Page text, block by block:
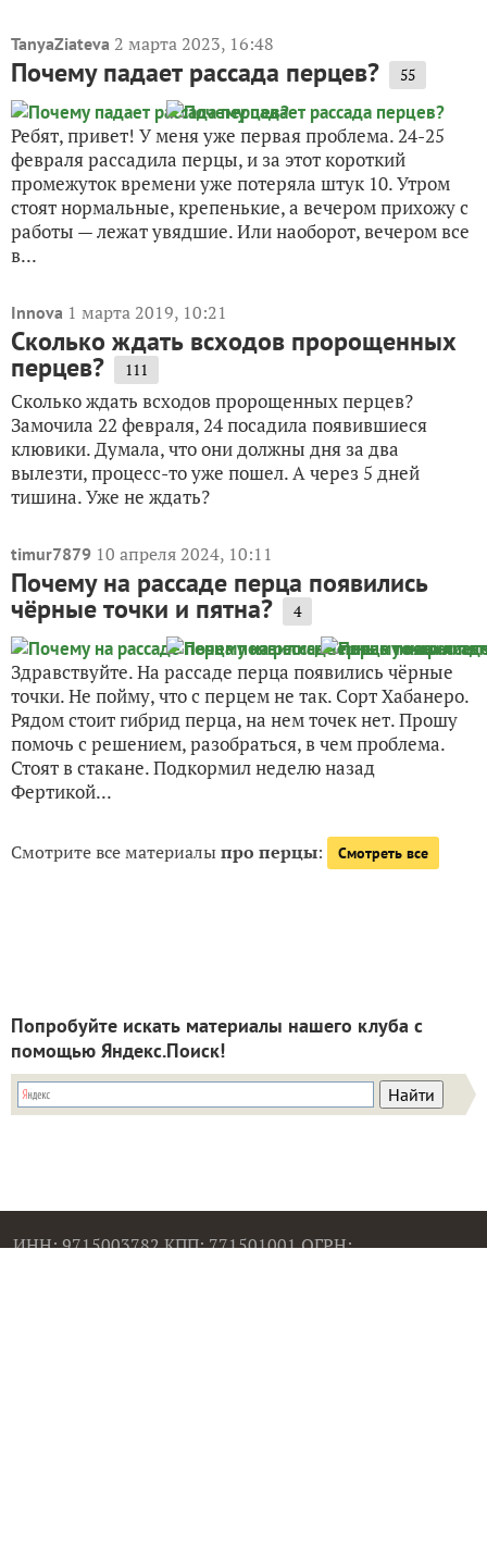
TanyaZiateva 2 марта 2023, 16:48
Почему падает рассада перцев? 55
Ребят, привет! У меня уже первая проблема. 24-25
февраля рассадила перцы, и за этот короткий
промежуток времени уже потеряла штук 10. Утром
стоят нормальные, крепенькие, а вечером прихожу с
работы — лежат увядшие. Или наоборот, вечером все
в...
Innova 1 марта 2019, 10:21
Сколько ждать всходов пророщенных
перцев? 111
Сколько ждать всходов пророщенных перцев?
Замочила 22 февраля, 24 посадила появившиеся
клювики. Думала, что они должны дня за два
вылезти, процесс-то уже пошел. А через 5 дней
тишина. Уже не ждать?
timur7879 10 апреля 2024, 10:11
Почему на рассаде перца появились
чёрные точки и пятна? 4
Здравствуйте. На рассаде перца появились чёрные
точки. Не пойму, что с перцем не так. Сорт Хабанеро.
Рядом стоит гибрид перца, на нем точек нет. Прошу
помочь с решением, разобраться, в чем проблема.
Стоят в стакане. Подкормил неделю назад
Фертикой...
Смотрите все материалыпро перцы: Смотреть все
Попробуйте искать материалы нашего клуба с
помощью Яндекс.Поиск!
ИНН: 9715003782 КПП: 771501001 ОГРН: